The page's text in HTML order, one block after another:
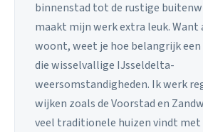
binnenstad tot de rustige
maakt mijn werk extra leuk. Want
woont, weet je hoe belangrijk een
die wisselvallige IJsseldelta-
weersomstandigheden. Ik werk
wijken zoals de Voorstad en
veel traditionele huizen vindt met